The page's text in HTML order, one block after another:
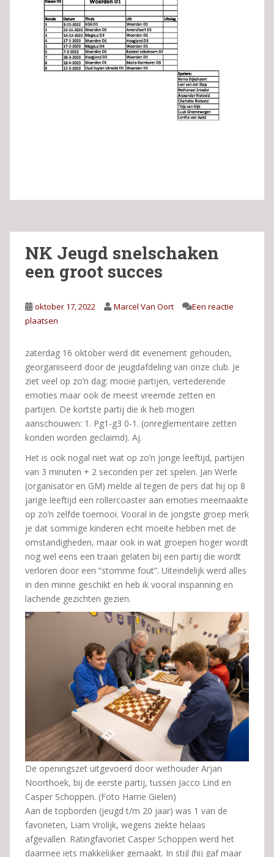
NK Jeugd snelschaken
een groot succes
oktober 17, 2022 Marcel Van Oort
Een reactie
plaatsen
zaterdag 16 oktober werd dit evenement gehouden,
georganiseerd door de jeugdafdeling van onze club. Je
ziet veel op zo’n dag: mooie partijen, vertederende
emoties maar ook de meest vreemde zetten en
partijen. De kortste partij die ik heb mogen
aanschouwen: 1. Pg1-g3 0-1. (onreglementaire zetten
konden worden geclaimd). Aj.
Het is ook nogal niet wat op zo’n jonge leeftijd, partijen
van 3 minuten + 2 seconden per zet spelen. Jan Werle
(organisator en GM) melde al tegen de pers dat hij op 8
jarige leeftijd een rollercoaster aan emoties meemaakte
op zo’n zelfde toernooi. Vooral in de jongste groep merk
je dat sommige kinderen echt moeite hebben met de
omstandigheden, maar ook in wat groepen hoger wordt
nog wel eens een traan gelaten bij een partij die wordt
verloren door een “stomme fout”. Uiteindelijk werd alles
in den minne geschikt en heb ik vooral inspanning en
lachende gezichten gezien.
De openingszet uitgevoerd door wethouder Arjan
Noorthoek, bij de eerste partij, tussen Jacco Lind en
Casper Schoppen. (Foto Harrie Gielen)
Aan de topborden (jeugd t/m 20 jaar) was 1 van de
favorieten, Liam Vrolijk, wegens ziekte helaas
afgevallen. Ratingfavoriet Casper Schoppen werd het
daarmee iets makkelijker gemaakt. In stijl (hij gaf maar